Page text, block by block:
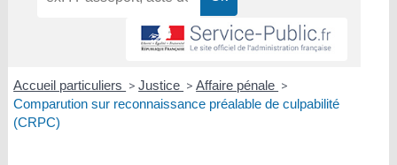
Accueil particuliers > Justice > Affaire pénale >
Comparution sur reconnaissance préalable de culpabilité
(CRPC)